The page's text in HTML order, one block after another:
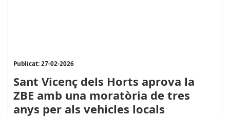
Publicat: 27-02-2026
Sant Vicenç dels Horts aprova la
ZBE amb una moratòria de tres
anys per als vehicles locals